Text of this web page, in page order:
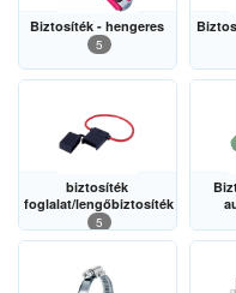
Biztosíték - hengeres
5
biztosíték
foglalat/lengőbiztosíték
5